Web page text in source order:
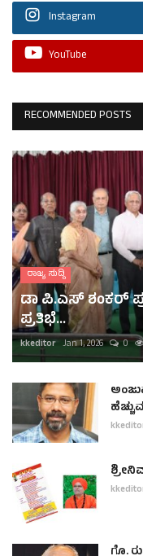
Instagram
YouTube
RECOMMENDED POSTS
ರಾಜ್ಯ ಸುದ್ದಿ
ಡಾ ಪಿ.ಎಸ್ ಶಂಕರ್
ಪ್ರತಿಭೆ...
kkeditor Jan 1, 2026 0